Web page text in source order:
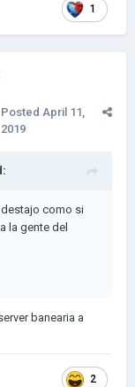
1
Posted April 11,
2019
destajo como si
la gente del
banearia a
2